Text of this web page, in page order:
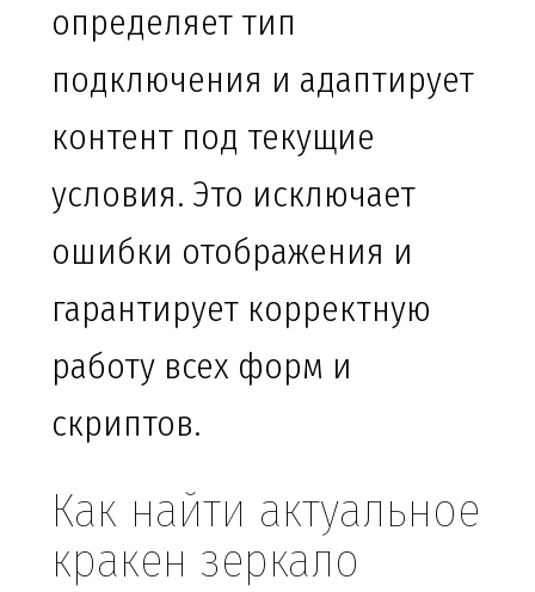
определяет тип
подключения и адаптирует
контент под текущие
условия. Это исключает
ошибки отображения и
гарантирует корректную
работу всех форм и
скриптов.
Как найти актуальное
кракен зеркало